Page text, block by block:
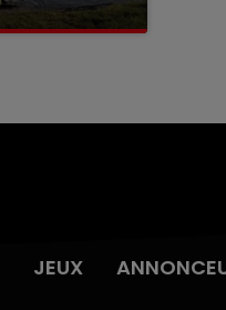
JEUX